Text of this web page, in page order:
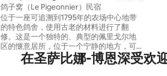
鸽子窝（Le Pigeonnier）民宿
位于一座可追溯到1795年的农场中心地带
的特色鸽舍，使用古老的材料进行了翻
修。这是一个独特的、典型的佩里戈尔地
区的惬意居所，位于一个宁静的地方，可
以俯瞰乡村。徒步旅行，美食市场，历史
名胜，如Bergerac，Issigeac，Beaumont
在圣萨比娜-博恩深受欢